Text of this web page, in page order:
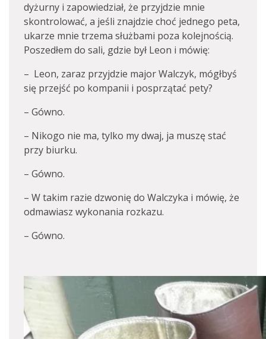
dyżurny i zapowiedział, że przyjdzie mnie
skontrolować, a jeśli znajdzie choć jednego peta,
ukarze mnie trzema służbami poza kolejnością.
Poszedłem do sali, gdzie był Leon i mówię:
– Leon, zaraz przyjdzie major Walczyk, mógłbyś
się przejść po kompanii i posprzątać pety?
– Gówno.
– Nikogo nie ma, tylko my dwaj, ja muszę stać
przy biurku.
– Gówno.
– W takim razie dzwonię do Walczyka i mówię, że
odmawiasz wykonania rozkazu.
– Gówno.